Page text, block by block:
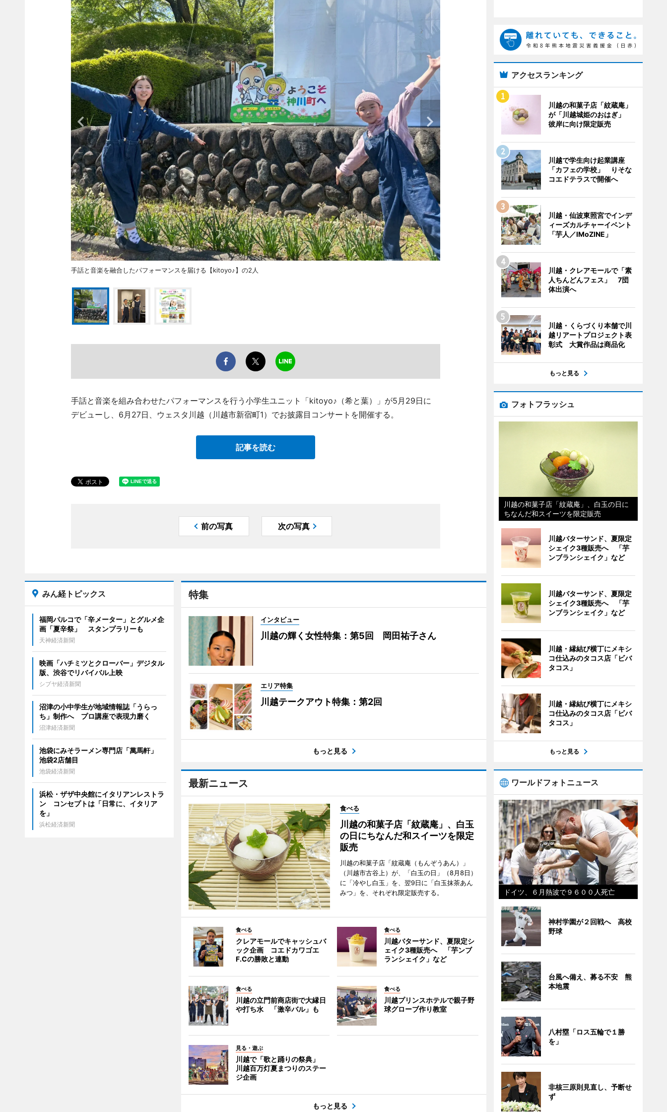
手話と音楽を融合したパフォーマンスを届ける【kitoyo♪】の2人
手話と音楽を組み合わせたパフォーマンスを行う小学生ユニット「kitoyo♪（希と葉）」が5月29日に
デビューし、6月27日、ウェスタ川越（川越市新宿町1）でお披露目コンサートを開催する。
記事を読む
前の写真 次の写真
特集
インタビュー
川越の輝く女性特集：第5回 岡田祐子さん
エリア特集
川越テークアウト特集：第2回
もっと見る
最新ニュース
食べる
川越の和菓子店「紋蔵庵」、白玉
の日にちなんだ和スイーツを限定
販売
川越の和菓子店「紋蔵庵（もんぞうあん）」
（川越市古谷上）が、「白玉の日」（8月8日）
に「冷やし白玉」を、翌9日に「白玉抹茶あん
みつ」を、それぞれ限定販売する。
食べる
クレアモールでキャッシュバ
ック企画 コエドカワゴエ
F.Cの勝敗と連動
食べる
川越バターサンド、夏限定シ
ェイク3種販売へ 「芋ンブ
ランシェイク」など
食べる
川越の立門前商店街で大縁日
や打ち水 「激辛バル」も
食べる
川越プリンスホテルで親子野
球グローブ作り教室
見る・遊ぶ
川越で「歌と踊りの祭典」
川越百万灯夏まつりのステー
ジ企画
もっと見る
みん経トピックス
福岡パルコで「辛メーター」とグルメ企
画「夏辛祭」 スタンプラリーも
天神経済新聞
映画「ハチミツとクローバー」デジタル
版、渋谷でリバイバル上映
シブヤ経済新聞
沼津の小中学生が地域情報誌「うらっ
ち」制作へ プロ講座で表現力磨く
沼津経済新聞
池袋にみそラーメン専門店「萬馬軒」
池袋2店舗目
池袋経済新聞
浜松・ザザ中央館にイタリアンレストラ
ン コンセプトは「日常に、イタリア
を」
浜松経済新聞
アクセスランキング
川越の和菓子店「紋蔵庵」
が「川越城姫のおはぎ」
彼岸に向け限定販売
川越で学生向け起業講座
「カフェの学校」 りそな
コエドテラスで開催へ
川越・仙波東照宮でインデ
ィーズカルチャーイベント
「芋人／IMoZINE」
川越・クレアモールで「素
人ちんどんフェス」 7団
体出演へ
川越・くらづくり本舗で川
越リアートプロジェクト表
彰式 大賞作品は商品化
もっと見る
フォトフラッシュ
川越の和菓子店「紋蔵庵」、白玉の日に
ちなんだ和スイーツを限定販売
川越バターサンド、夏限定
シェイク3種販売へ 「芋
ンブランシェイク」など
川越バターサンド、夏限定
シェイク3種販売へ 「芋
ンブランシェイク」など
川越・縁結び横丁にメキシ
コ仕込みのタコス店「ビバ
タコス」
川越・縁結び横丁にメキシ
コ仕込みのタコス店「ビバ
タコス」
もっと見る
ワールドフォトニュース
ドイツ、６月熱波で９６００人死亡
神村学園が２回戦へ 高校
野球
台風へ備え、募る不安 熊
本地震
八村塁「ロス五輪で１勝
を」
非核三原則見直し、予断せ
ず